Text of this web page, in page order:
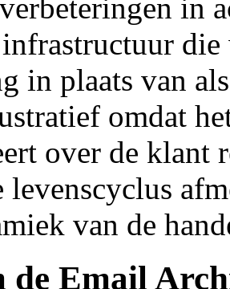
in
die
in plaats van
omdat
over de klant
levenscyclus
van de
de Email